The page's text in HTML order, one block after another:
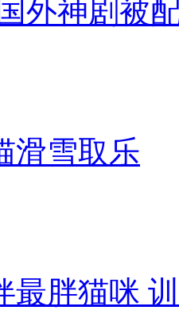
外神剧被
滑雪取乐
最胖猫咪